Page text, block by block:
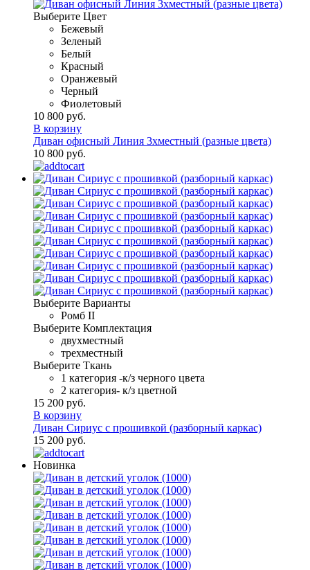
Выберите Цвет
Бежевый
Зеленый
Белый
Красный
Оранжевый
Черный
Фиолетовый
10 800 руб.
В корзину
Диван офисный Линия 3хместный (разные цвета)
10 800 руб.
Выберите Варианты
Ромб II
Выберите Комплектация
двухместный
трехместный
Выберите Ткань
1 категория -к/з черного цвета
2 категория- к/з цветной
15 200 руб.
В корзину
Диван Сириус с прошивкой (разборный каркас)
15 200 руб.
Новинка